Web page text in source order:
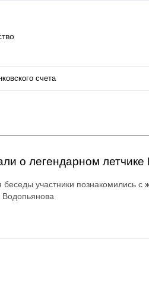
счета
о легендарном летчике
беседы участники познакомились с